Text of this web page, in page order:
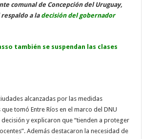
comunal de Concepción del Uruguay,
a la decisión del gobernador
también se suspendan las clases
alcanzadas por las medidas
tomó Entre Ríos en el marco del DNU
y explicaron que “tienden a proteger
Además destacaron la necesidad de